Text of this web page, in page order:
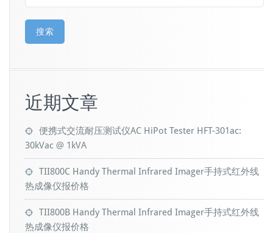
搜索
近期文章
便携式交流耐压测试仪AC HiPot Tester HFT-301ac:
30kVac @ 1kVA
TII800C Handy Thermal Infrared Imager手持式红外线
热成像仪报价格
TII800B Handy Thermal Infrared Imager手持式红外线
热成像仪报价格